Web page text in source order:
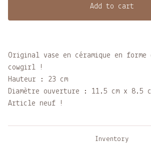
Add to cart
Original vase en céramique en
cowgirl !
Hauteur : 23 cm
Diamètre ouverture : 11.5 cm x 8.5
Article neuf !
Inventory